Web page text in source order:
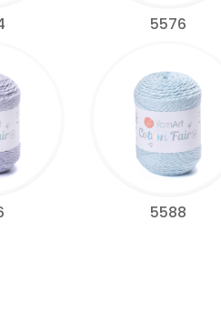
5576
5588